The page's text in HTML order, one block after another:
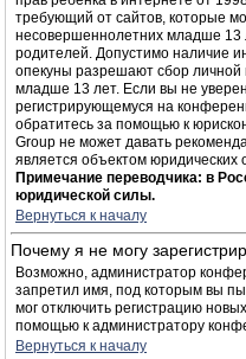
требующий от сайтов, которые
несовершеннолетних младше 13
родителей. Допустимо наличие
опекуны разрешают сбор
младше 13 лет. Если вы не
регистрирующемуся на
обратитесь за помощью к
Group не может давать
является объектом
Примечание переводчика: в
юридической силы.
Вернуться к началу
Почему я не могу
Возможно, администратор
запретил имя, под которым вы
мог отключить регистрацию
помощью к администратору
Вернуться к началу